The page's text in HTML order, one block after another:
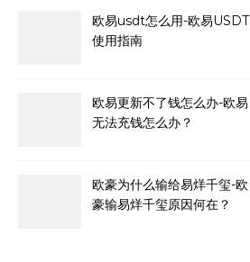
欧易usdt怎么用-欧易USDT
使用指南
欧易更新不了钱怎么办-欧易
无法充钱怎么办？
欧豪为什么输给易烊千玺-欧
豪输易烊千玺原因何在？